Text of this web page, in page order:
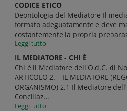
CODICE ETICO
Deontologia del Mediatore Il
formato adeguatamente e deve
costantemente la propria
Leggi tutto
IL MEDIATORE - CHI È
Chi è il Mediatore dell'O.d.C. di
ARTICOLO 2. – IL MEDIATORE
ORGANISMO) 2.1 Il Mediatore
Conciliaz...
Leggi tutto